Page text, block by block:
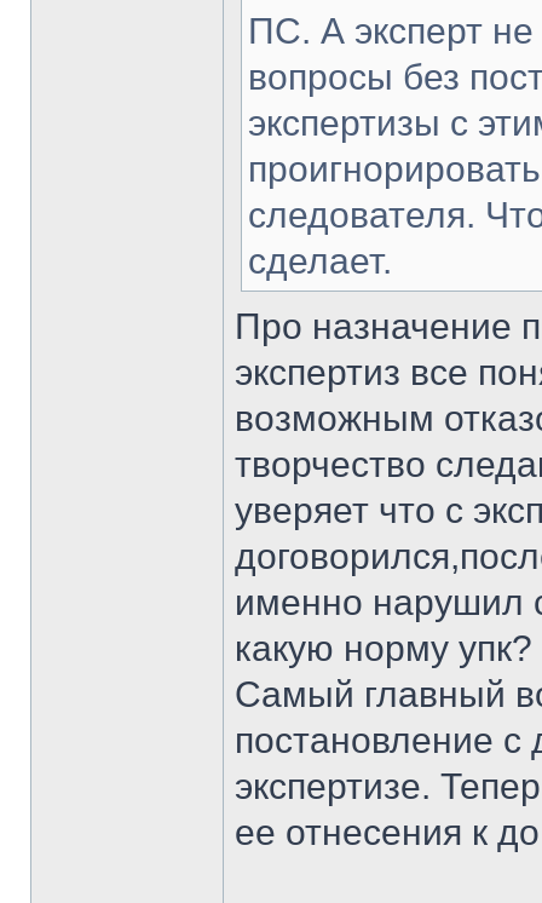
ПС. А эксперт
вопросы без
экспертизы с
следователя.
сделает.
Про назначение
экспертиз все
возможным
творчество
уверяет что с
именно нарушил
какую норму упк?
Самый главный
постановление с
экспертизе.
ее отнесения к